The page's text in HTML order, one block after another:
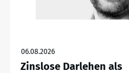
06.08.2026
Zinslose Darlehen als